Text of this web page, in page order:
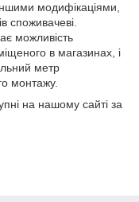
модифікаціями,
споживачеві.
можливість
в магазинах, і
метр
монтажу.
на нашому сайті за